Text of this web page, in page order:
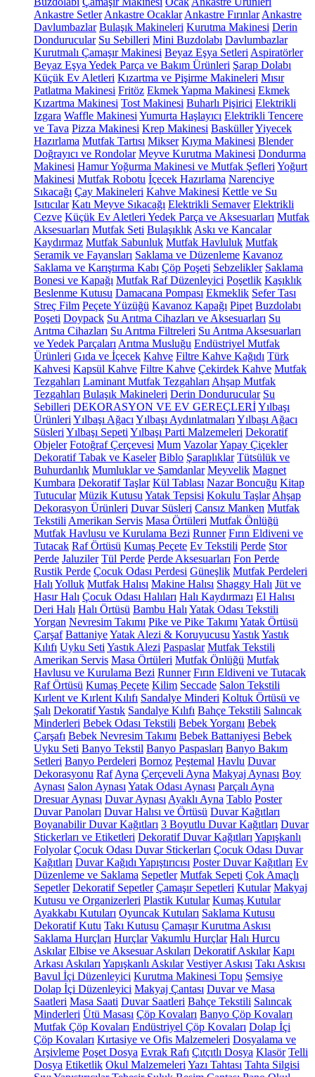
Ankastre Setler Ankastre Ocaklar Ankastre Fırınlar Ankastre
Davlumbazlar Bulaşık Makineleri Kurutma Makinesi Derin
Dondurucular Su Sebilleri Mini Buzdolabı Davlumbazlar
Kurutmalı Çamaşır Makinesi Beyaz Eşya Setleri Aspiratörler
Beyaz Eşya Yedek Parça ve Bakım Ürünleri Şarap Dolabı
Küçük Ev Aletleri Kızartma ve Pişirme Makineleri Mısır
Patlatma Makinesi Fritöz Ekmek Yapma Makinesi Ekmek
Kızartma Makinesi Tost Makinesi Buharlı Pişirici Elektrikli
Izgara Waffle Makinesi Yumurta Haşlayıcı Elektrikli Tencere
ve Tava Pizza Makinesi Krep Makinesi BasküllerYiyecek
Hazırlama Mutfak Tartısı Mikser Kıyma Makinesi Blender
Doğrayıcı ve Rondolar Meyve Kurutma Makinesi Dondurma
Makinesi Hamur Yoğurma Makinesi ve Mutfak Şefleri Yoğurt
Makinesi Mutfak Robotu İçecek Hazırlama Narenciye
Sıkacağı Çay Makineleri Kahve Makinesi Kettle ve Su
Isıtıcılar Katı Meyve Sıkacağı Elektrikli Semaver Elektrikli
Cezve Küçük Ev Aletleri Yedek Parça ve Aksesuarları Mutfak
Aksesuarları Mutfak Seti Bulaşıklık Askı ve Kancalar
Kaydırmaz Mutfak Sabunluk Mutfak Havluluk Mutfak
Seramik ve Fayansları Saklama ve Düzenleme Kavanoz
Saklama ve Karıştırma Kabı Çöp Poşeti Sebzelikler Saklama
Bonesi ve Kapağı Mutfak Raf Düzenleyici Poşetlik Kaşıklık
Beslenme Kutusu Damacana Pompası Ekmeklik Sefer Tası
Streç Film Peçete Yüzüğü Kavanoz Kapağı Pipet Buzdolabı
Poşeti Doypack Su Arıtma Cihazları ve Aksesuarları Su
Arıtma Cihazları Su Arıtma Filtreleri Su Arıtma Aksesuarları
ve Yedek Parçaları Arıtma Musluğu Endüstriyel Mutfak
Ürünleri Gıda ve İçecek Kahve Filtre Kahve Kağıdı Türk
Kahvesi Kapsül Kahve Filtre Kahve Çekirdek Kahve Mutfak
Tezgahları Laminant Mutfak Tezgahları Ahşap Mutfak
Tezgahları Bulaşık Makineleri Derin Dondurucular Su
Sebilleri DEKORASYON VE EV GEREÇLERİYılbaşı
Ürünleri Yılbaşı Ağacı Yılbaşı Aydınlatmaları Yılbaşı Ağacı
Süsleri Yılbaşı Sepeti Yılbaşı Parti Malzemeleri Dekoratif
Objeler Fotoğraf Çerçevesi Mum VazolarYapay Çiçekler
Dekoratif Tabak ve Kaseler Biblo Şaraplıklar Tütsülük ve
Buhurdanlık Mumluklar ve Şamdanlar Meyvelik Magnet
Kumbara Dekoratif Taşlar Kül Tablası Nazar Boncuğu Kitap
Tutucular Müzik Kutusu Yatak Tepsisi Kokulu Taşlar Ahşap
Dekorasyon Ürünleri Duvar Süsleri Cansız Manken Mutfak
Tekstili Amerikan Servis Masa Örtüleri Mutfak Önlüğü
Mutfak Havlusu ve Kurulama Bezi Runner Fırın Eldiveni ve
Tutacak Raf Örtüsü Kumaş Peçete Ev Tekstili Perde Stor
Perde Jaluziler Tül Perde Perde Aksesuarları Fon Perde
Rustik Perde Çocuk Odası Perdesi Güneşlik Mutfak Perdeleri
Halı Yolluk Mutfak Halısı Makine Halısı Shaggy Halı Jüt ve
Hasır Halı Çocuk Odası Halıları Halı Kaydırmazı El Halısı
Deri Halı Halı Örtüsü Bambu Halı Yatak Odası Tekstili
Yorgan Nevresim Takımı Pike ve Pike Takımı Yatak Örtüsü
Çarşaf BattaniyeYatak Alezi & Koruyucusu YastıkYastık
Kılıfı Uyku Seti Yastık Alezi Paspaslar Mutfak Tekstili
Amerikan Servis Masa Örtüleri Mutfak Önlüğü Mutfak
Havlusu ve Kurulama Bezi Runner Fırın Eldiveni ve Tutacak
Raf Örtüsü Kumaş Peçete Kilim Seccade Salon Tekstili
Kırlent ve Kırlent Kılıfı Sandalye Minderi Koltuk Örtüsü ve
Şalı Dekoratif Yastık Sandalye Kılıfı Bahçe Tekstili Salıncak
Minderleri Bebek Odası Tekstili Bebek Yorganı Bebek
Çarşafı Bebek Nevresim Takımı Bebek Battaniyesi Bebek
Uyku Seti Banyo Tekstil Banyo Paspasları Banyo Bakım
Setleri Banyo Perdeleri Bornoz Peştemal Havlu Duvar
Dekorasyonu Raf Ayna Çerçeveli Ayna Makyaj Aynası Boy
Aynası Salon Aynası Yatak Odası Aynası Parçalı Ayna
Dresuar Aynası Duvar Aynası Ayaklı Ayna Tablo Poster
Duvar Panoları Duvar Halısı ve Örtüsü Duvar Kağıtları
Boyanabilir Duvar Kağıtları 3 Boyutlu Duvar Kağıtları Duvar
Stickerları ve Etiketleri Dekoratif Duvar Kağıtları Yapışkanlı
Folyolar Çocuk Odası Duvar Stickerları Çocuk Odası Duvar
Kağıtları Duvar Kağıdı Yapıştırıcısı Poster Duvar Kağıtları Ev
Düzenleme ve Saklama Sepetler Mutfak Sepeti Çok Amaçlı
Sepetler Dekoratif Sepetler Çamaşır Sepetleri Kutular Makyaj
Kutusu ve Organizerleri Plastik Kutular Kumaş Kutular
Ayakkabı Kutuları Oyuncak Kutuları Saklama Kutusu
Dekoratif Kutu Takı Kutusu Çamaşır Kurutma Askısı
Saklama Hurçları Hurçlar Vakumlu Hurçlar Halı Hurcu
Askılar Elbise ve Aksesuar Askıları Dekoratif Askılar Kapı
Arkası Askıları Yapışkanlı Askılar Vestiyer Askısı Takı Askısı
Bavul İçi Düzenleyici Kurutma Makinesi Topu Şemsiye
Dolap İçi Düzenleyici Makyaj Çantası Duvar ve Masa
Saatleri Masa Saati Duvar Saatleri Bahçe Tekstili Salıncak
Minderleri Ütü Masası Çöp Kovaları Banyo Çöp Kovaları
Mutfak Çöp Kovaları Endüstriyel Çöp Kovaları Dolap İçi
Çöp Kovaları Kırtasiye ve Ofis Malzemeleri Dosyalama ve
Arşivleme Poşet Dosya Evrak Rafı Çıtçıtlı Dosya Klasör Telli
Dosya Etiketlik Okul Malzemeleri Yazı Tahtası Tahta Silgisi